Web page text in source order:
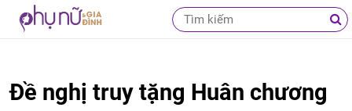
Đề nghị truy tặng Huân chương